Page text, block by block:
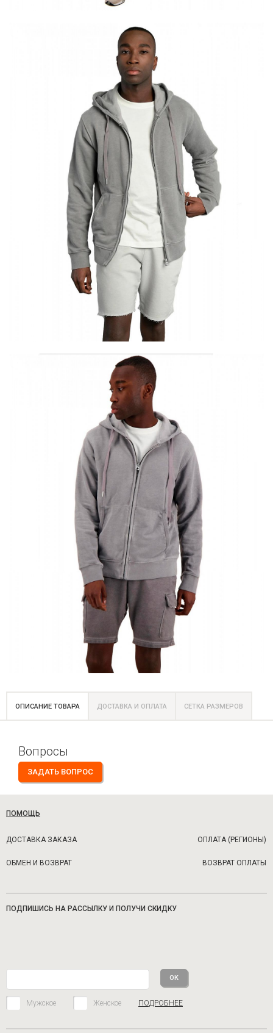
ОПИСАНИЕ ТОВАРА ДОСТАВКА И ОПЛАТА СЕТКА РАЗМЕРОВ
Вопросы
ЗАДАТЬ ВОПРОС
ПОМОЩЬ
ДОСТАВКА ЗАКАЗА ОПЛАТА (РЕГИОНЫ)
ОБМЕН И ВОЗВРАТ ВОЗВРАТ ОПЛАТЫ
ПОДПИШИСЬ НА РАССЫЛКУ И ПОЛУЧИ СКИДКУ
Мужское Женское ПОДРОБНЕЕ